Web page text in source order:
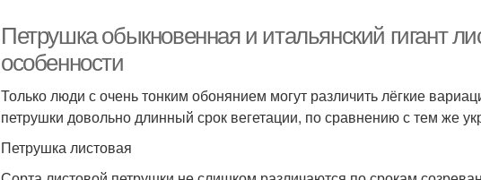
Петрушка обыкновенная и итальянский гигант
особенности
Только люди с очень тонким обонянием могут различить лёгкие
петрушки довольно длинный срок вегетации, по сравнению с тем же
Петрушка листовая